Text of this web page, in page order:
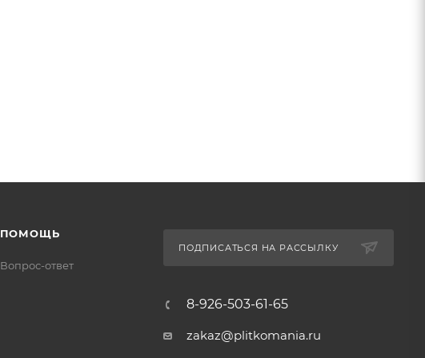
ПОМОЩЬ
Вопрос-ответ
ПОДПИСАТЬСЯ НА РАССЫЛКУ
8-926-503-61-65
zakaz@plitkomania.ru